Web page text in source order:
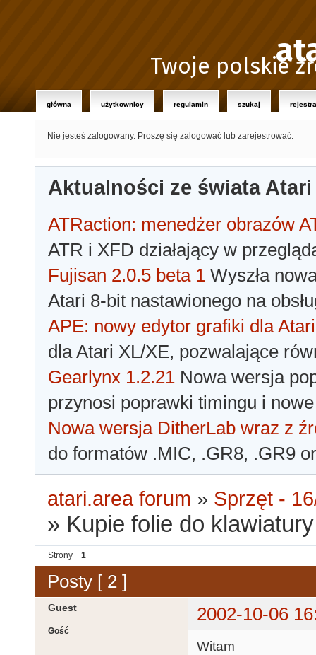
Twoje polskie
główna użytkownicy regulamin szukaj
Nie jesteś zalogowany. Proszę się zalogować lub zarejestrować.
Aktualności ze świata Atari
ATRaction: menedżer obrazów
ATR i XFD działający w
Fujisan 2.0.5 beta 1 Wyszła
Atari 8-bit nastawionego na
APE: nowy edytor grafiki dla Atari
dla Atari XL/XE, pozwalające
Gearlynx 1.2.21 Nowa wersja
przynosi poprawki timingu i
Nowa wersja DitherLab wraz z
do formatów .MIC, .GR8, .GR9
atari.area forum » Sprzęt -
» Kupie folie do
Strony 1
Posty [ 2 ]
Guest 2002-10-06
Gość
Witam